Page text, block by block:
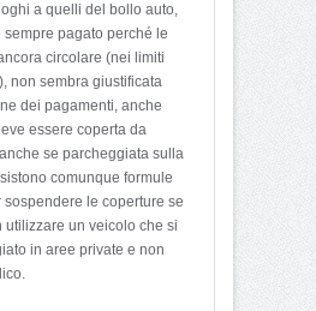
a quelli del bollo auto,
pagato perché le
circolare (nei limiti
non sembra giustificata
dei pagamenti, anche
essere coperta da
se parcheggiata sulla
comunque formule
sospendere le coperture se
utilizzare un veicolo che si
in aree private e non